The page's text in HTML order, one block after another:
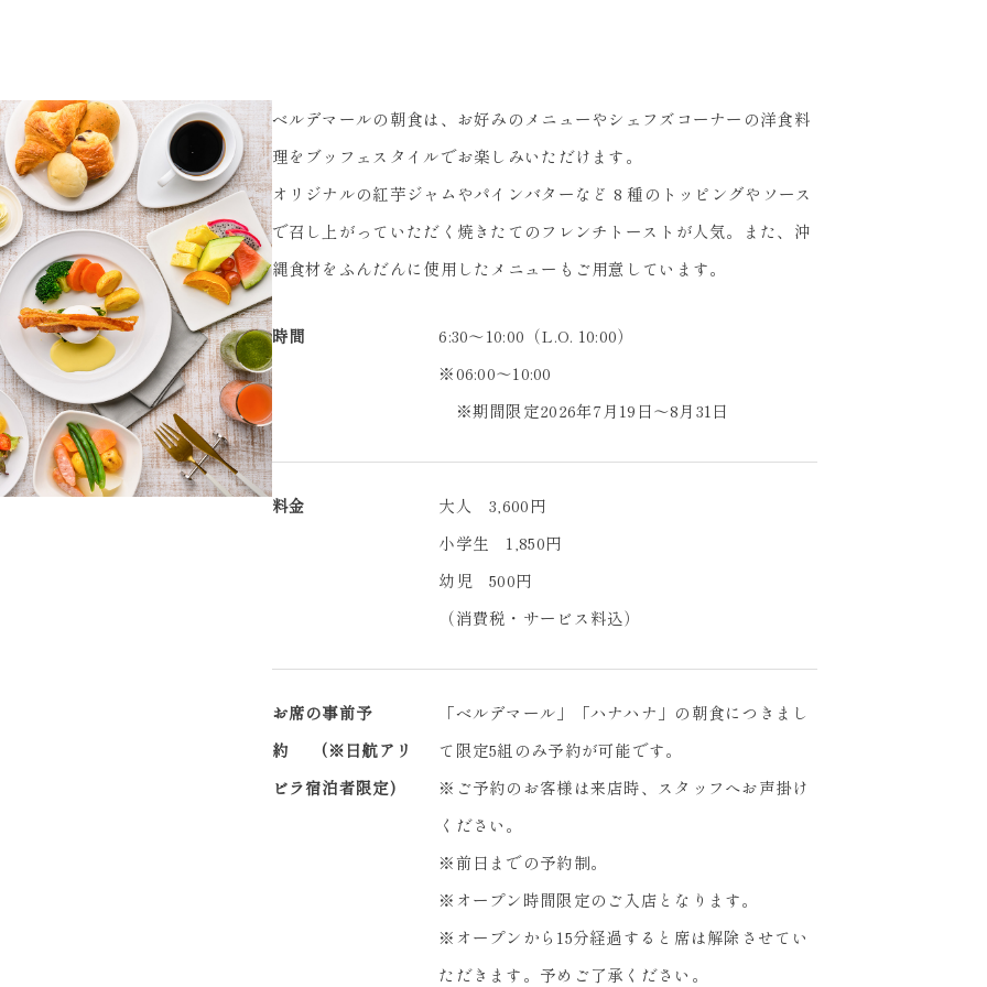
ベルデマールの朝食は、お好みのメニューやシェフズコーナーの洋食料
理をブッフェスタイルでお楽しみいただけます。
オリジナルの紅芋ジャムやパインバターなど 8 種のトッピングやソース
で召し上がっていただく焼きたてのフレンチトーストが人気。また、沖
縄食材をふんだんに使用したメニューもご用意しています。
時間
6:30～10:00（L.O. 10:00）
※06:00～10:00
※期間限定2026年7月19日～8月31日
料金
大人 3,600円
小学生 1,850円
幼児 500円
（消費税・サービス料込）
お席の事前予
約 (※日航アリ
ビラ宿泊者限定)
「ベルデマール」「ハナハナ」の朝食につきまし
て限定5組のみ予約が可能です。
※ご予約のお客様は来店時、スタッフへお声掛け
ください。
※前日までの予約制。
※オープン時間限定のご入店となります。
※オープンから15分経過すると席は解除させてい
ただきます。予めご了承ください。